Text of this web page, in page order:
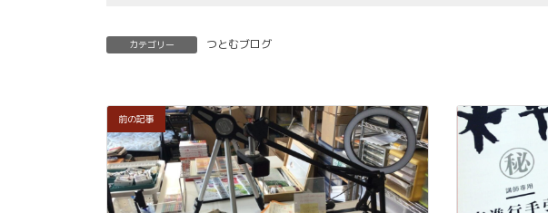
カテゴリー つとむブログ
前の記事